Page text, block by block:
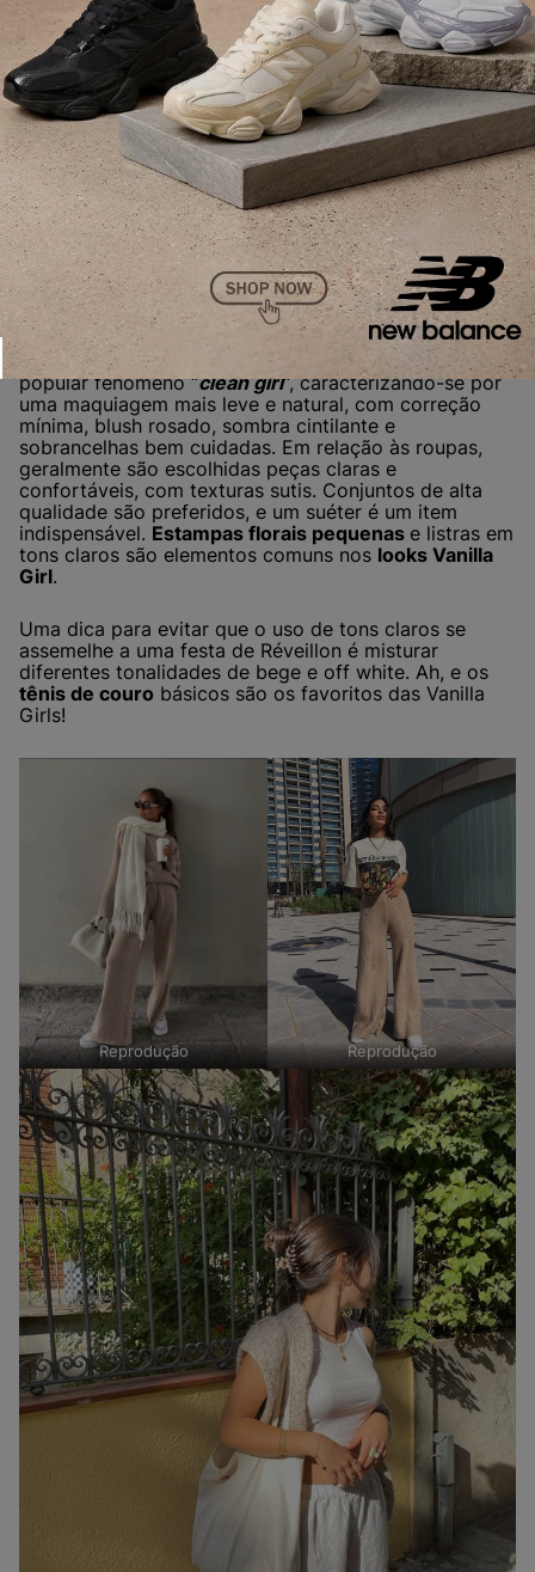
Vanilla Girl
Aestética Vanilla Girlnão é exatamente uma
novidade, mas continua fazendo sucesso no TikTok!
Traduzida literalmente como “Garota Baunilha “, essa
microtendência traz à tona um
visual minimalista,
limpo, suave e delicado, inspirado pela suavidade da
baunilha. A estética explora uma paleta decores
neutrase terrosas, incluindo tons de marrom, bege,
off white e rosa bebê. A ênfase está em maquiagens
que realçam a beleza natural, evitando o uso
excessivo de produtos.
Em essência, a estética Vanilla Girl se assemelha ao
popular fenômeno “clean girl“, caracterizando-se por
uma maquiagem mais leve e natural, com correção
mínima, blush rosado, sombra cintilante e
sobrancelhas bem cuidadas. Em relação às roupas,
geralmente são escolhidas peças claras e
confortáveis, com texturas sutis. Conjuntos de alta
qualidade são preferidos, e um suéter é um item
indispensável. Estampas florais pequenas e listras em
tons claros são elementos comuns nos looks Vanilla
Girl.
Uma dica para evitar que o uso de tons claros se
assemelhe a uma festa de Réveillon é misturar
diferentes tonalidades de bege e off white. Ah, e os
tênis de couro básicos são os favoritos das Vanilla
Girls!
Reprodução Reprodução